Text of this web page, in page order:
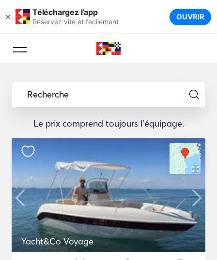
× Téléchargez l’app
Réservez vite et facilement OUVRIR
Recherche
Le prix comprend toujours l'équipage.
Yacht&Co Voyage